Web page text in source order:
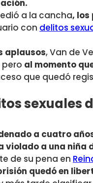
a la cancha, los
con delitos
aplausos, Van de
al momento
que quedó
sexuales
a cuatro
violado a una niña
de su pena en
quedó en